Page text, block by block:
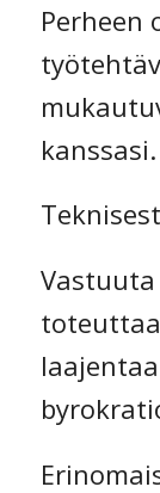
Perheen
kanssasi.